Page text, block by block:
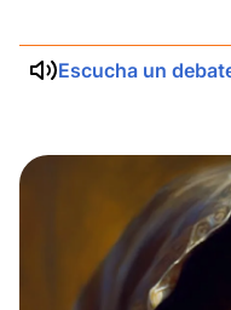
Escucha un